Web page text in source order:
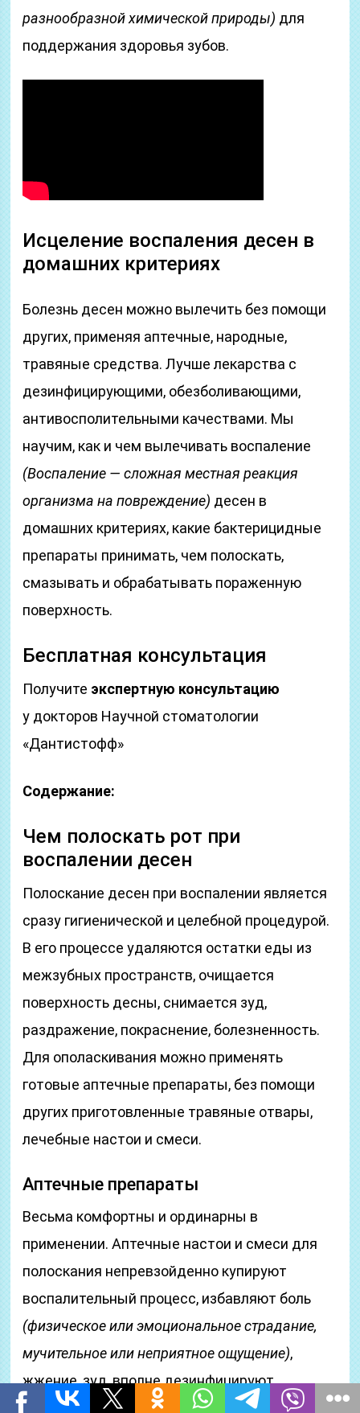
разнообразной химической природы) для
поддержания здоровья зубов.
Исцеление воспаления десен в
домашних критериях
Болезнь десен можно вылечить без помощи
других, применяя аптечные, народные,
травяные средства. Лучше лекарства с
дезинфицирующими, обезболивающими,
антивосполительными качествами. Мы
научим, как и чем вылечивать воспаление
(Воспаление — сложная местная реакция
организма на повреждение) десен в
домашних критериях, какие бактерицидные
препараты принимать, чем полоскать,
смазывать и обрабатывать пораженную
поверхность.
Бесплатная консультация
Получите экспертную консультацию
у докторов Научной стоматологии
«Дантистофф»
Содержание:
Чем полоскать рот при
воспалении десен
Полоскание десен при воспалении является
сразу гигиенической и целебной процедурой.
В его процессе удаляются остатки еды из
межзубных пространств, очищается
поверхность десны, снимается зуд,
раздражение, покраснение, болезненность.
Для ополаскивания можно применять
готовые аптечные препараты, без помощи
других приготовленные травяные отвары,
лечебные настои и смеси.
Аптечные препараты
Весьма комфортны и ординарны в
применении. Аптечные настои и смеси для
полоскания непревзойденно купируют
воспалительный процесс, избавляют боль
(физическое или эмоциональное страдание,
мучительное или неприятное ощущение),
жжение, зуд, вполне дезинфицируют
поверхность слизистой, устраняя